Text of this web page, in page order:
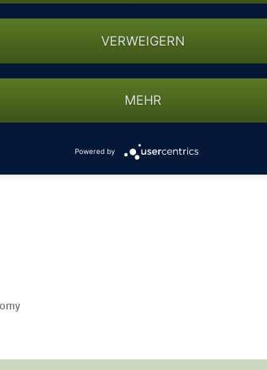
Sie zu uns ins elements Hotel und golfen Sie auf
Schnupperangebot für Golfeinsteiger oder für
Der Golfplatz Oberstdorf ist nur einen
in der traumhaften Landschaft der Allgäuer
die sich harmonisch in das Bergpanorama
VERWEIGERN
MEHR
Powered by